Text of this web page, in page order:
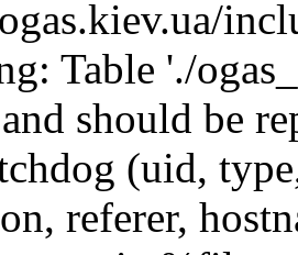
Table './
and should be
(uid,
referer,